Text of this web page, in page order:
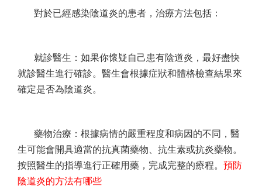
對於已經感染陰道炎的患者，治療方法包括：
就診醫生：如果你懷疑自己患有陰道炎，最好盡快
就診醫生進行確診。醫生會根據症狀和體格檢查結果來
確定是否為陰道炎。
藥物治療：根據病情的嚴重程度和病因的不同，醫
生可能會開具適當的抗真菌藥物、抗生素或抗炎藥物。
按照醫生的指導進行正確用藥，完成完整的療程。 預防
陰道炎的方法有哪些